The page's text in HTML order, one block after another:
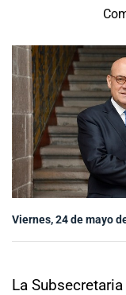
Embajadas y
Servicios
Subsecretaría de
Internacionales
Sala de prensa
Viernes, 24 de mayo
La